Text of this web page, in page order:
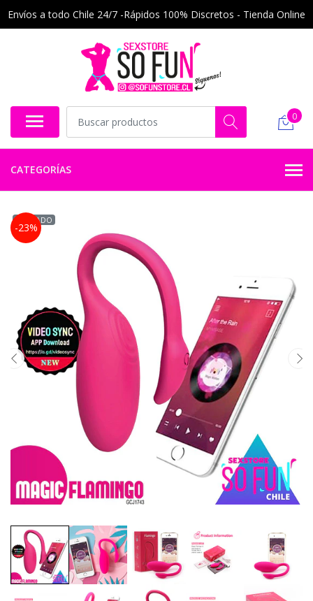
Envíos a todo Chile 24/7 -Rápidos 100% Discretos - Tienda Online
0
CATEGORÍAS
AGOTADO
-23%